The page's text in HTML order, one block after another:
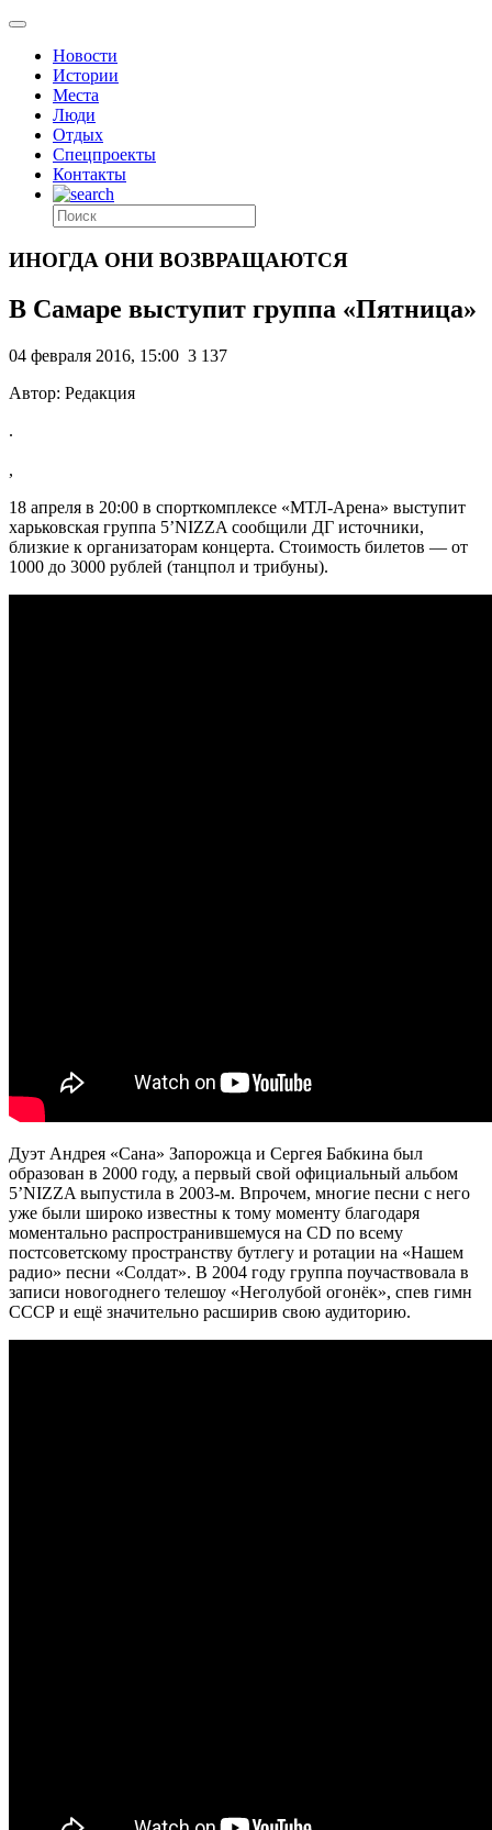
Новости
Истории
Места
Люди
Отдых
Спецпроекты
Контакты
ИНОГДА ОНИ ВОЗВРАЩАЮТСЯ
В Самаре выступит группа «Пятница»
04 февраля 2016, 15:00 3 137
Автор: Редакция
.
,
18 апреля в 20:00 в спорткомплексе «МТЛ-Арена» выступит
харьковская группа 5’NIZZA сообщили ДГ источники,
близкие к организаторам концерта. Стоимость билетов — от
1000 до 3000 рублей (танцпол и трибуны).
Дуэт Андрея «Сана» Запорожца и Сергея Бабкина был
образован в 2000 году, а первый свой официальный альбом
5’NIZZA выпустила в 2003-м. Впрочем, многие песни с него
уже были широко известны к тому моменту благодаря
моментально распространившемуся на CD по всему
постсоветскому пространству бутлегу и ротации на «Нашем
радио» песни «Солдат». В 2004 году группа поучаствовала в
записи новогоднего телешоу «Неголубой огонёк», спев гимн
СССР и ещё значительно расширив свою аудиторию.